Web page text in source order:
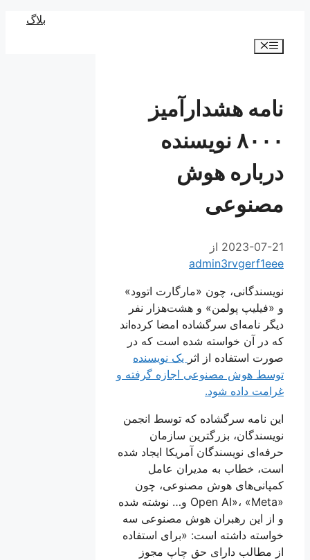
بلاگ
فهرست
نامه هشدارآمیز
۸۰۰۰ نویسنده
درباره هوش
مصنوعی
2023-07-21 از
admin3rvgerf1eee
نویسندگانی، چون «مارگارت اتوود»
و «فیلیپ پولمن» و هشت‌هزار نفر
دیگر نامه‌ای سرگشاده امضا کرده‌اند
که در آن خواسته شده است که در
صورت استفاده از اثریک نویسنده
توسط هوش مصنوعی اجازه گرفته و
غرامت داده شود.
این نامه سرگشاده که توسط انجمن
نویسندگان، بزرگترین سازمان
حرفه‌ای نویسندگان آمریکا ایجاد شده
است، خطاب به مدیران عامل
کمپانی‌های هوش مصنوعی، چون
«Open AI»، «Meta و… نوشته شده
و از این رهبران هوش مصنوعی سه
خواسته داشته است: «برای استفاده
از مطالب دارای حق چاپ مجوز